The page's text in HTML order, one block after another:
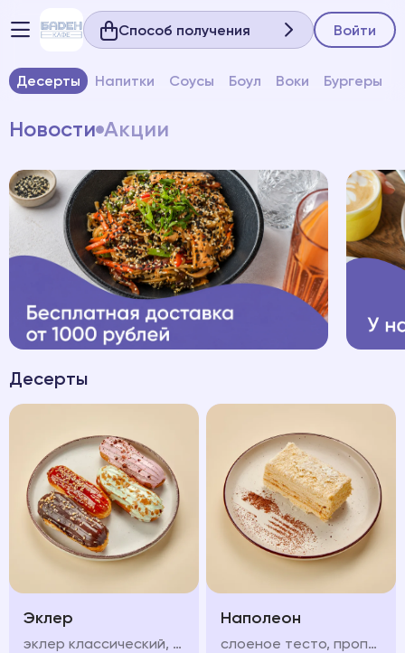
Способ получения Войти
Десерты Напитки Соусы Боул Воки Бургеры
Новости Акции
Десерты
Эклер
эклер классический, соленая карамель, фисташковый, клубничный (на выбор)
Наполеон
слоеное тесто, пропитанное нежным крем-чиз